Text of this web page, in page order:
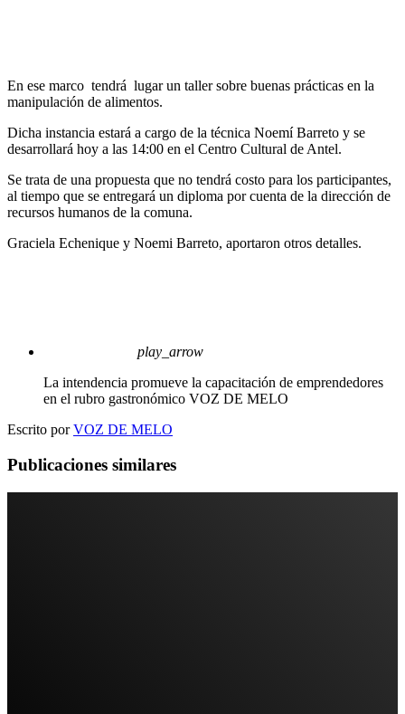
En ese marco tendrá lugar un taller sobre buenas prácticas en la
manipulación de alimentos.
Dicha instancia estará a cargo de la técnica Noemí Barreto y se
desarrollará hoy a las 14:00 en el Centro Cultural de Antel.
Se trata de una propuesta que no tendrá costo para los participantes,
al tiempo que se entregará un diploma por cuenta de la dirección de
recursos humanos de la comuna.
Graciela Echenique y Noemi Barreto, aportaron otros detalles.
play_arrow
La intendencia promueve la capacitación de emprendedores
en el rubro gastronómico VOZ DE MELO
Escrito porVOZ DE MELO
Publicaciones similares